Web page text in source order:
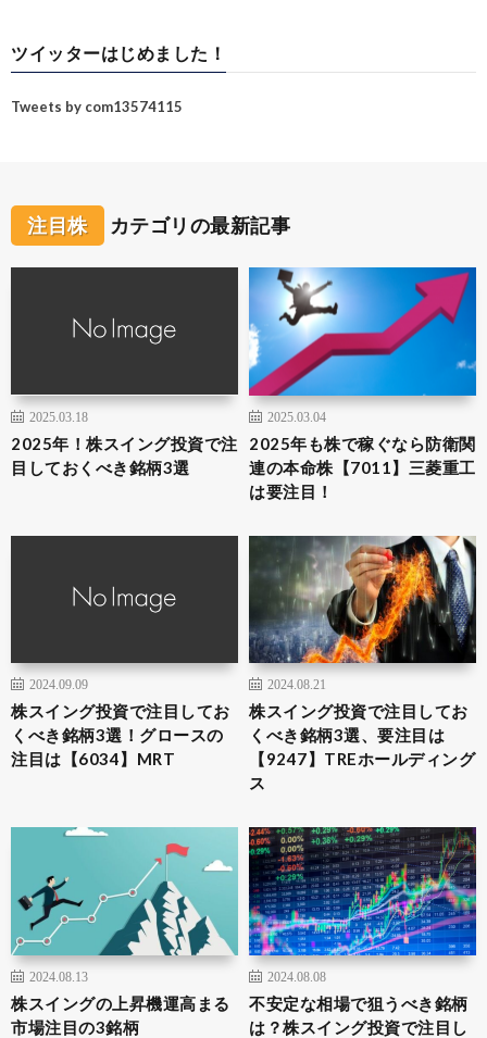
ツイッターはじめました！
Tweets by com13574115
注目株 カテゴリの最新記事
2025.03.18
2025年！株スイング投資で注
目しておくべき銘柄3選
2025.03.04
2025年も株で稼ぐなら防衛関
連の本命株【7011】三菱重工
は要注目！
2024.09.09
株スイング投資で注目してお
くべき銘柄3選！グロースの
注目は【6034】MRT
2024.08.21
株スイング投資で注目してお
くべき銘柄3選、要注目は
【9247】TREホールディング
ス
2024.08.13
株スイングの上昇機運高まる
市場注目の3銘柄
2024.08.08
不安定な相場で狙うべき銘柄
は？株スイング投資で注目し